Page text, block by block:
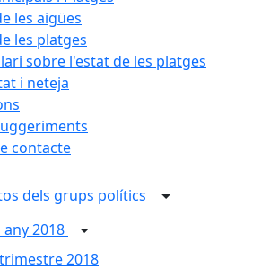
les aigües
les platges
sobre l'estat de les platges
i neteja
contacte
dels grups polítics
2018
2018